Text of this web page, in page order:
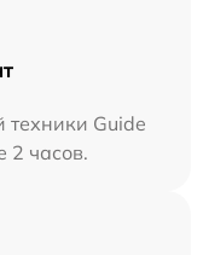
техники Guide
2 часов.